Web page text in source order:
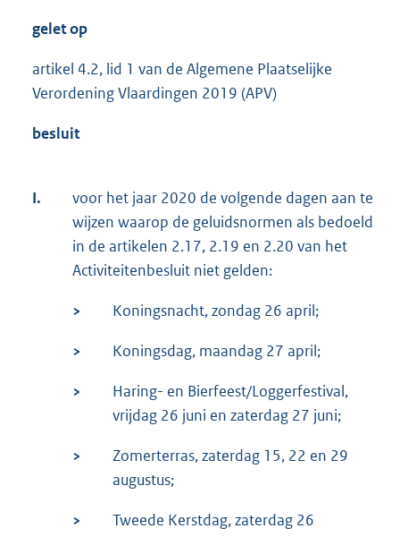
gelet op
artikel 4.2, lid 1 van de Algemene Plaatselijke
Verordening Vlaardingen 2019 (APV)
besluit
I.
voor het jaar 2020 de volgende dagen aan te
wijzen waarop de geluidsnormen als bedoeld
in de artikelen 2.17, 2.19 en 2.20 van het
Activiteitenbesluit niet gelden:
> Koningsnacht, zondag 26 april;
> Koningsdag, maandag 27 april;
>
Haring- en Bierfeest/Loggerfestival,
vrijdag 26 juni en zaterdag 27 juni;
>
Zomerterras, zaterdag 15, 22 en 29
augustus;
>
Tweede Kerstdag, zaterdag 26